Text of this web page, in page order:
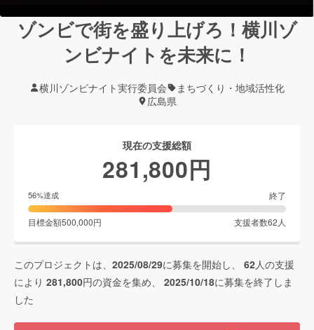
ゾンビで街を盛り上げろ！横川ゾ
ンビナイトを未来に！
横川ゾンビナイト実行委員会
まちづくり・地域活性化
広島県
現在の支援総額
281,800円
56%達成 終了
目標金額500,000円 支援者数62 人
このプロジェクトは、 2025/08/29に募集を開始し、 62人の支援
により 281,800円の資金を集め、 2025/10/18に募集を終了しま
した